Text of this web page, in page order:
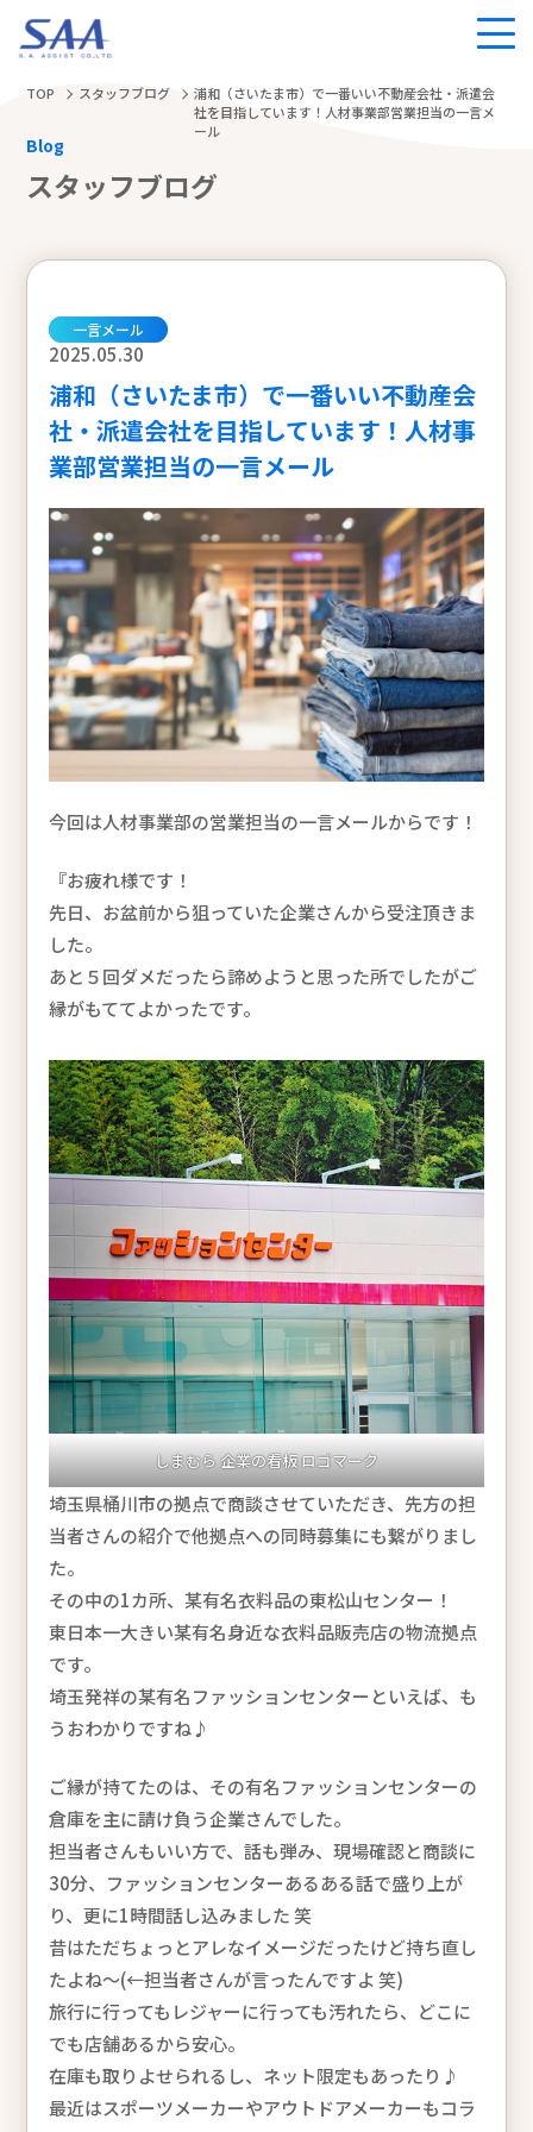
TOP スタッフブログ
浦和（さいたま市）で一番いい不動産会社・派遣会
社を目指しています！人材事業部営業担当の一言メ
ール
Blog
スタッフブログ
一言メール
2025.05.30
浦和（さいたま市）で一番いい不動産会
社・派遣会社を目指しています！人材事
業部営業担当の一言メール
今回は人材事業部の営業担当の一言メールからです！
『お疲れ様です！
先日、お盆前から狙っていた企業さんから受注頂きま
した。
あと５回ダメだったら諦めようと思った所でしたがご
縁がもててよかったです。
しまむら 企業の看板 ロゴマーク
埼玉県桶川市の拠点で商談させていただき、先方の担
当者さんの紹介で他拠点への同時募集にも繋がりまし
た。
その中の1カ所、某有名衣料品の東松山センター！
東日本一大きい某有名身近な衣料品販売店の物流拠点
です。
埼玉発祥の某有名ファッションセンターといえば、も
うおわかりですね♪
ご縁が持てたのは、その有名ファッションセンターの
倉庫を主に請け負う企業さんでした。
担当者さんもいい方で、話も弾み、現場確認と商談に
30分、ファッションセンターあるある話で盛り上が
り、更に1時間話し込みました 笑
昔はただちょっとアレなイメージだったけど持ち直し
たよね～(←担当者さんが言ったんですよ 笑)
旅行に行ってもレジャーに行っても汚れたら、どこに
でも店舗あるから安心。
在庫も取りよせられるし、ネット限定もあったり♪
最近はスポーツメーカーやアウトドアメーカーもコラ